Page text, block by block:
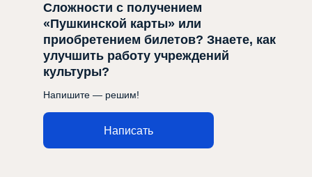
Сложности с получением
«Пушкинской карты» или
приобретением билетов? Знаете, как
улучшить работу учреждений
культуры?
Напишите — решим!
Написать